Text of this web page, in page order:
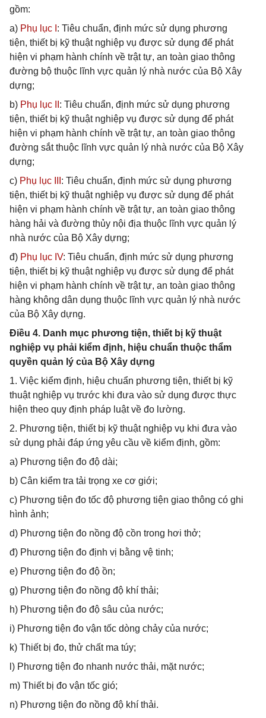
gồm:
a) Phụ lục I : Tiêu chuẩn, định mức sử dụng phương
tiện, thiết bị kỹ thuật nghiệp vụ được sử dụng để phát
hiện vi phạm hành chính về trật tự, an toàn giao thông
đường bộ thuộc lĩnh vực quản lý nhà nước của Bộ Xây
dựng;
b) Phụ lục II : Tiêu chuẩn, định mức sử dụng phương
tiện, thiết bị kỹ thuật nghiệp vụ được sử dụng để phát
hiện vi phạm hành chính về trật tự, an toàn giao thông
đường sắt thuộc lĩnh vực quản lý nhà nước của Bộ Xây
dựng;
c) Phụ lục III : Tiêu chuẩn, định mức sử dụng phương
tiện, thiết bị kỹ thuật nghiệp vụ được sử dụng để phát
hiện vi phạm hành chính về trật tự, an toàn giao thông
hàng hải và đường thủy nội địa thuộc lĩnh vực quản lý
nhà nước của Bộ Xây dựng;
đ) Phụ lục IV: Tiêu chuẩn, định mức sử dụng phương
tiện, thiết bị kỹ thuật nghiệp vụ được sử dụng để phát
hiện vi phạm hành chính về trật tự, an toàn giao thông
hàng không dân dụng thuộc lĩnh vực quản lý nhà nước
của Bộ Xây dựng.
Điều 4. Danh mục phương tiện, thiết bị kỹ thuật
nghiệp vụ phải kiểm định, hiệu chuẩn thuộc thẩm
quyền quản lý của Bộ Xây dựng
1. Việc kiểm định, hiệu chuẩn phương tiện, thiết bị kỹ
thuật nghiệp vụ trước khi đưa vào sử dụng được thực
hiện theo quy định pháp luật về đo lường.
2. Phương tiện, thiết bị kỹ thuật nghiệp vụ khi đưa vào
sử dụng phải đáp ứng yêu cầu về kiểm định, gồm:
a) Phương tiện đo độ dài;
b) Cân kiểm tra tải trọng xe cơ giới;
c) Phương tiện đo tốc độ phương tiện giao thông có ghi
hình ảnh;
d) Phương tiện đo nồng độ cồn trong hơi thở;
đ) Phương tiện đo định vị bằng vệ tinh;
e) Phương tiện đo độ ồn;
g) Phương tiện đo nồng độ khí thải;
h) Phương tiện đo độ sâu của nước;
i) Phương tiện đo vận tốc dòng chảy của nước;
k) Thiết bị đo, thử chất ma túy;
l) Phương tiện đo nhanh nước thải, mặt nước;
m) Thiết bị đo vận tốc gió;
n) Phương tiện đo nồng độ khí thải.